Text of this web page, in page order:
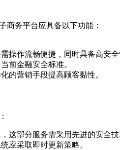
商务平台应具备以下功能：
操作流畅便捷，同时具备高安
前金融安全标准。
的营销手段提高顾客黏性。
这部分服务需采用先进的安全技
应采取即时更新策略。